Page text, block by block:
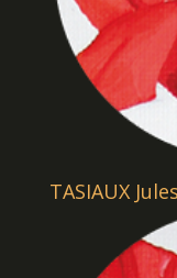
TASIAUX